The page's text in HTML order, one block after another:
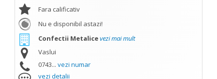
Fara calificativ
Nu e disponibil astazi!
Confectii Metalicevezi mai mult
Vaslui
0743... vezi numar
vezi detalii